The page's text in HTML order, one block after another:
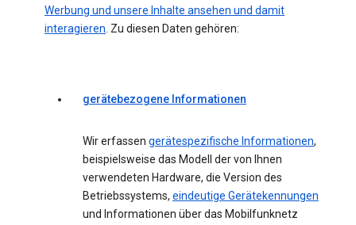
Werbung und unsere Inhalte ansehen und damit
interagieren. Zu diesen Daten gehören:
gerätebezogene Informationen
Wir erfassen gerätespezifische Informationen,
beispielsweise das Modell der von Ihnen
verwendeten Hardware, die Version des
Betriebssystems, eindeutige Gerätekennungen
und Informationen über das Mobilfunknetz